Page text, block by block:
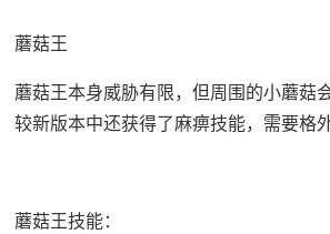
蘑菇王
蘑菇王本身威胁有限，但周围的小蘑菇
较新版本中还获得了麻痹技能，需要格外
蘑菇王技能：